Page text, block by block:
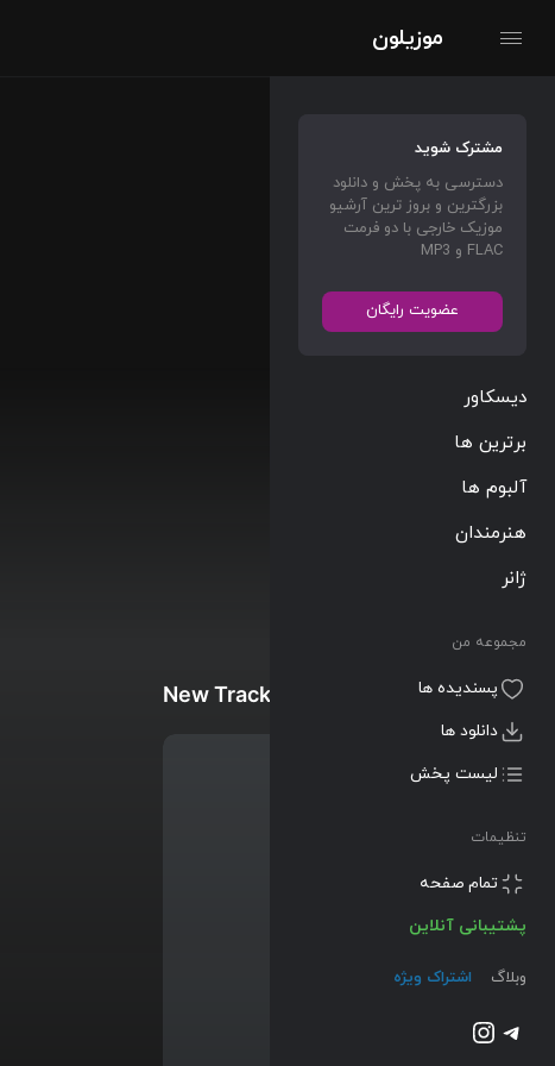
موزیلون
مشترک شوید
دسترسی به پخش و دانلود
بزرگترین و بروز ترین آرشیو
موزیک خارجی با دو فرمت
FLAC و MP3
عضویت رایگان
دیسکاور
برترین ها
آلبوم ها
هنرمندان
ژانر
مجموعه من
پسندیده ها
دانلود ها
لیست پخش
تنظیمات
تمام صفحه
پشتیبانی آنلاین
وبلاگ اشتراک ویژه
تلگراماینستاگرم
New Tracks